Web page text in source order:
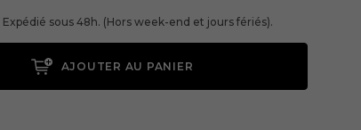
Expédié sous 48h. (Hors week-end et jours fériés).
AJOUTER AU PANIER